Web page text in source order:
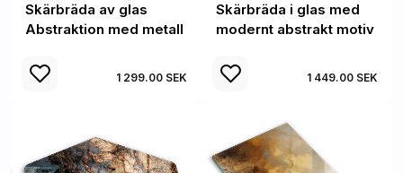
Skärbräda av glas
Abstraktion med metall
1 299.00 SEK
Skärbräda i glas med
modernt abstrakt motiv
1 449.00 SEK